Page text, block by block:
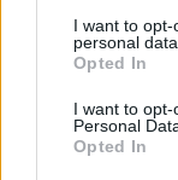
I want to
personal data.
Opted In
I want to
Personal
Opted In
sztuki, lecz
drugiemu
Jak więc